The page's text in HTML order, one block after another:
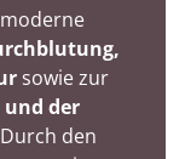
sowie zur
und der
den